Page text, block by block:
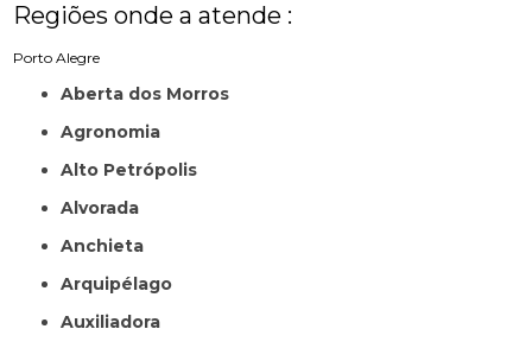
Regiões onde a atende :
Porto Alegre
Aberta dos Morros
Agronomia
Alto Petrópolis
Alvorada
Anchieta
Arquipélago
Auxiliadora